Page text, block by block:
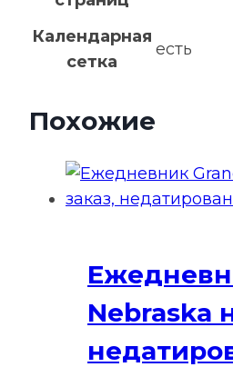
Календарная
сетка
есть
Похожие
Nebraska